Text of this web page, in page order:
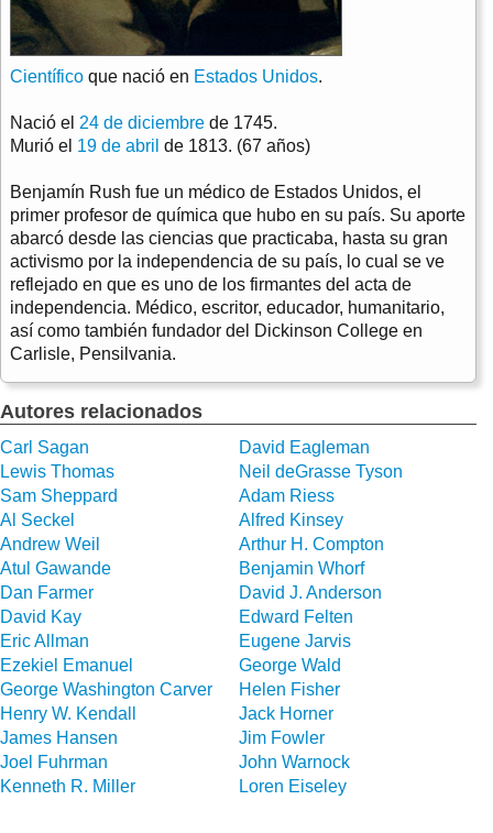
Científico que nació en Estados Unidos.
Nació el 24 de diciembre de 1745.
Murió el 19 de abril de 1813. (67 años)
Benjamín Rush fue un médico de Estados Unidos, el
primer profesor de química que hubo en su país. Su aporte
abarcó desde las ciencias que practicaba, hasta su gran
activismo por la independencia de su país, lo cual se ve
reflejado en que es uno de los firmantes del acta de
independencia. Médico, escritor, educador, humanitario,
así como también fundador del Dickinson College en
Carlisle, Pensilvania.
Autores relacionados
Carl Sagan
David Eagleman
Lewis Thomas
Neil deGrasse Tyson
Sam Sheppard
Adam Riess
Al Seckel
Alfred Kinsey
Andrew Weil
Arthur H. Compton
Atul Gawande
Benjamin Whorf
Dan Farmer
David J. Anderson
David Kay
Edward Felten
Eric Allman
Eugene Jarvis
Ezekiel Emanuel
George Wald
George Washington Carver
Helen Fisher
Henry W. Kendall
Jack Horner
James Hansen
Jim Fowler
Joel Fuhrman
John Warnock
Kenneth R. Miller
Loren Eiseley